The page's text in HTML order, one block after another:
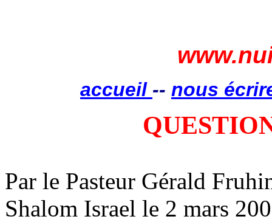
accueil -- nous
Par le Pasteur Gérald
Shalom Israel le 2 mars